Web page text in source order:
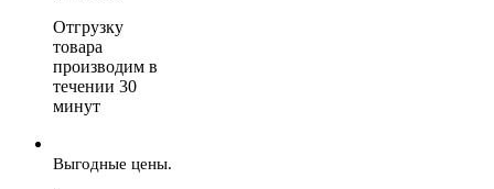
Отгрузку
товара
производим в
течении 30
минут
Выгодные цены.